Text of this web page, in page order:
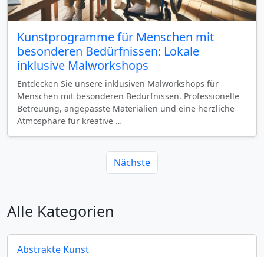
Kunstprogramme für Menschen mit
besonderen Bedürfnissen: Lokale
inklusive Malworkshops
Entdecken Sie unsere inklusiven Malworkshops für
Menschen mit besonderen Bedürfnissen. Professionelle
Betreuung, angepasste Materialien und eine herzliche
Atmosphäre für kreative …
Nächste
Alle Kategorien
Abstrakte Kunst